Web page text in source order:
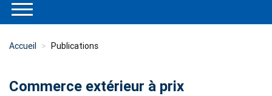
Accueil Publications
Commerce extérieur à prix